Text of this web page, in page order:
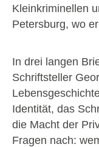
Kleinkriminellen
Petersburg, wo
In drei langen
Schriftsteller
Identität, das
die Macht der
Fragen nach: